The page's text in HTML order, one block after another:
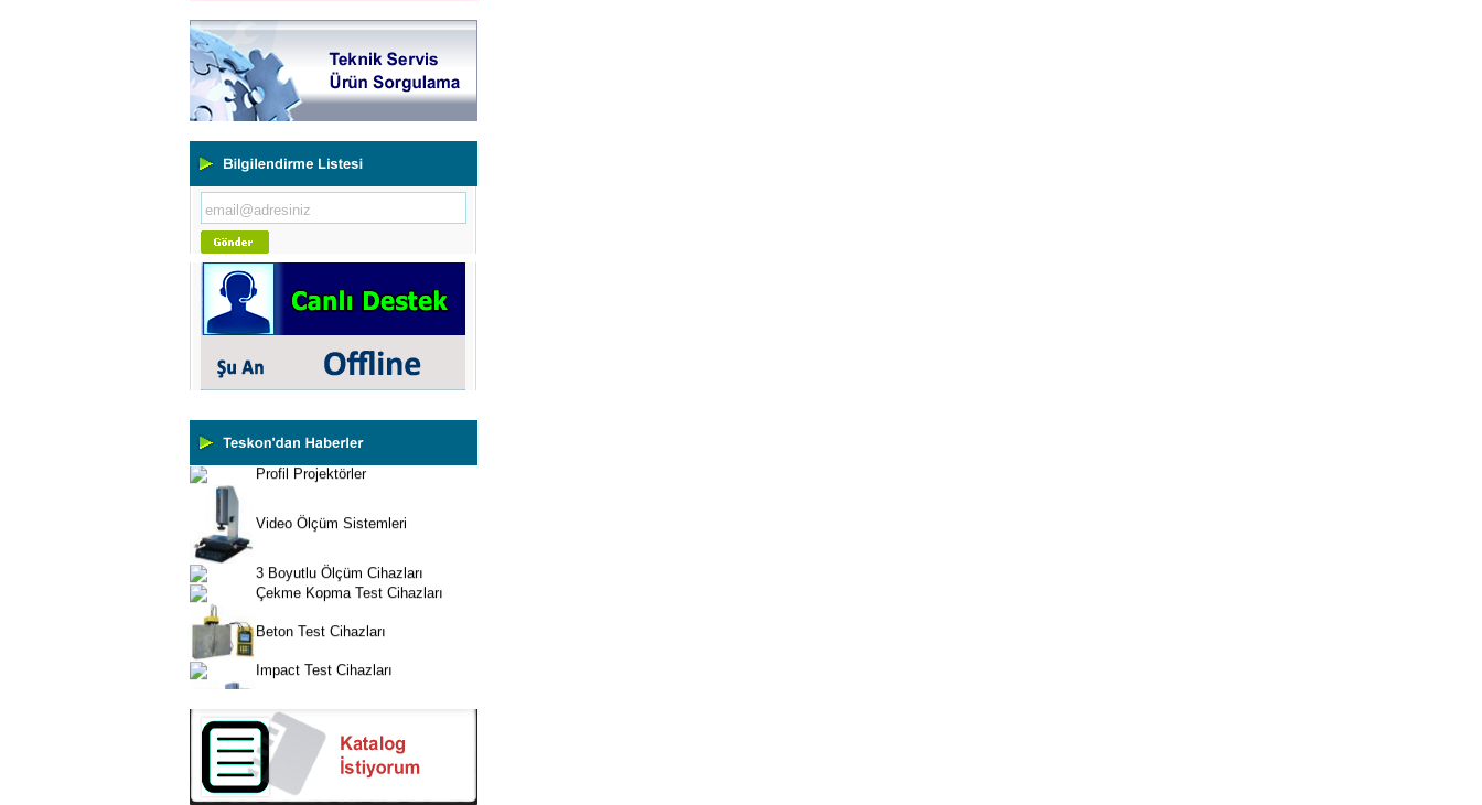
Yeni Binamıza TAŞINDIK
Portatif ve Tezgah Tipi Sertlik
Ölçüm Cihazları
Cihazları
Ultrasonik Kalınlık Ölçüm
Cihazları
Yüzey Pürüzlülük Ölçüm
Vİbrasyon Test Cihazları
Tork Ölçerler-Kuvvet Ölçerler
Numune Hazırlama Cihazları
Çekme Kopma Test Cihazları
Boya Kontrol Test Cihazları
Çevresel Ölçüm Cihazları
El Tipi Ölçüm Cihazları